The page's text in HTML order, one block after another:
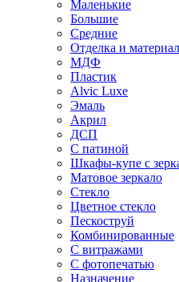
Маленькие
Большие
Средние
Отделка и материал
МДФ
Пластик
Alvic Luxe
Эмаль
Акрил
ДСП
С патиной
Шкафы-купе с
Матовое зеркало
Стекло
Цветное стекло
Пескоструй
Комбинированные
С витражами
С фотопечатью
Назначение